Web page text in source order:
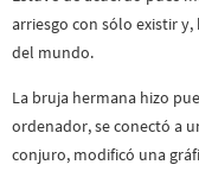
arriesgo con sólo existir
del mundo.
La bruja hermana hizo
ordenador, se conectó a
conjuro, modificó una